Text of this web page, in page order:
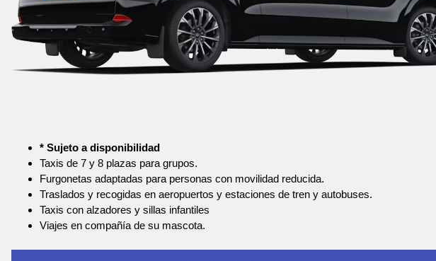
* Sujeto a disponibilidad
Taxis de 7 y 8 plazas para grupos.
Furgonetas adaptadas para personas con movilidad reducida.
Traslados y recogidas en aeropuertos y estaciones de tren y autobuses.
Taxis con alzadores y sillas infantiles
Viajes en compañía de su mascota.